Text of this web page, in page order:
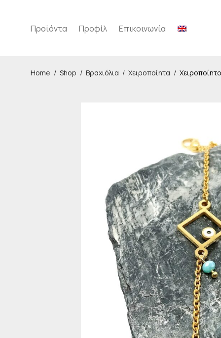
Προϊόντα Προφίλ Επικοινωνία
Home / Shop / Βραχιόλια / Χειροποίητα /